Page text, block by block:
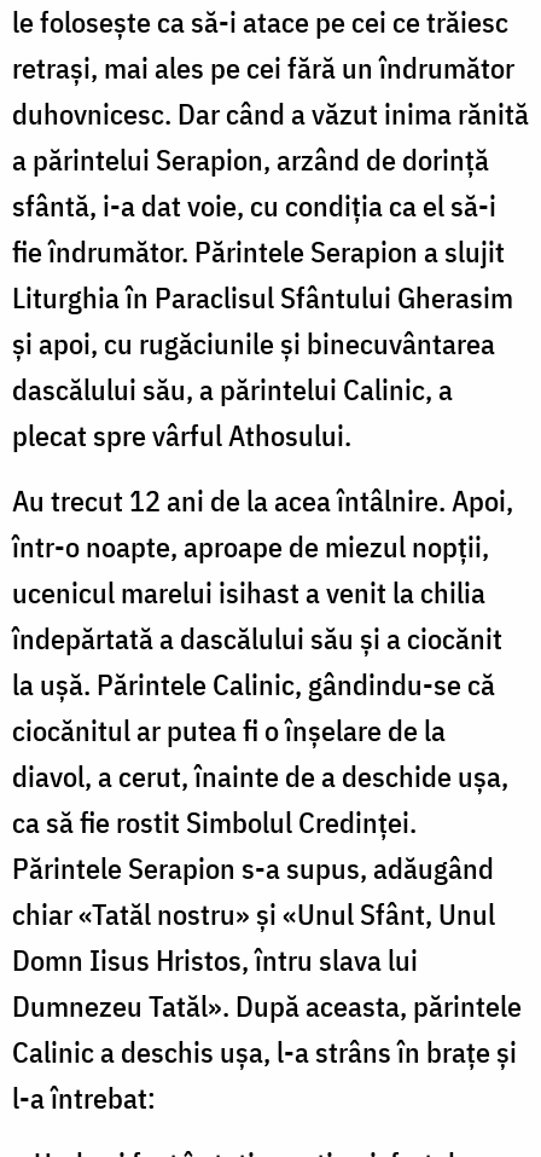
le foloseşte ca să-i atace pe cei ce trăiesc
retraşi, mai ales pe cei fără un îndrumător
duhovnicesc. Dar când a văzut inima rănită
a părintelui Serapion, arzând de dorinţă
sfântă, i-a dat voie, cu condiţia ca el să-i
fie îndrumător. Părintele Serapion a slujit
Liturghia în Paraclisul Sfântului Gherasim
şi apoi, cu rugăciunile şi binecuvântarea
dascălului său, a părintelui Calinic, a
plecat spre vârful Athosului.
Au trecut 12 ani de la acea întâlnire. Apoi,
într-o noapte, aproape de miezul nopţii,
ucenicul marelui isihast a venit la chilia
îndepărtată a dascălului său şi a ciocănit
la uşă. Părintele Calinic, gândindu-se că
ciocănitul ar putea fi o înşelare de la
diavol, a cerut, înainte de a deschide uşa,
ca să fie rostit Simbolul Credinţei.
Părintele Serapion s-a supus, adăugând
chiar «Tatăl nostru» şi «Unul Sfânt, Unul
Domn Iisus Hristos, întru slava lui
Dumnezeu Tatăl». După aceasta, părintele
Calinic a deschis uşa, l-a strâns în braţe şi
l-a întrebat: